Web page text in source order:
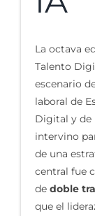
La octava
Talento
escenario
laboral de
Digital y de
intervino
de una
central fue
de doble
que el